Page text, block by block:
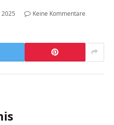
Keine Kommentare